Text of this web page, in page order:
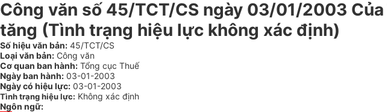
Công văn số 45/TCT/CS ngày 03/01/2003
tăng (Tình trạng hiệu lực không xác định)
Số hiệu văn bản: 45/TCT/CS
Loại văn bản: Công văn
Cơ quan ban hành: Tổng cục Thuế
Ngày ban hành: 03-01-2003
Ngày có hiệu lực: 03-01-2003
Tình trạng hiệu lực: Không xác định
Ngôn ngữ: